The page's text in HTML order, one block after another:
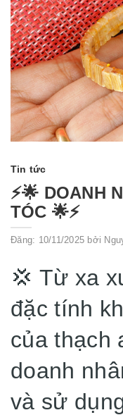
Tin tức
⚡️🌟 DOANH
TÓC 🌟⚡️
Đăng: 10/11/2025 bởi
💢 Từ xa
đặc tính
của thạch
doanh
và sử